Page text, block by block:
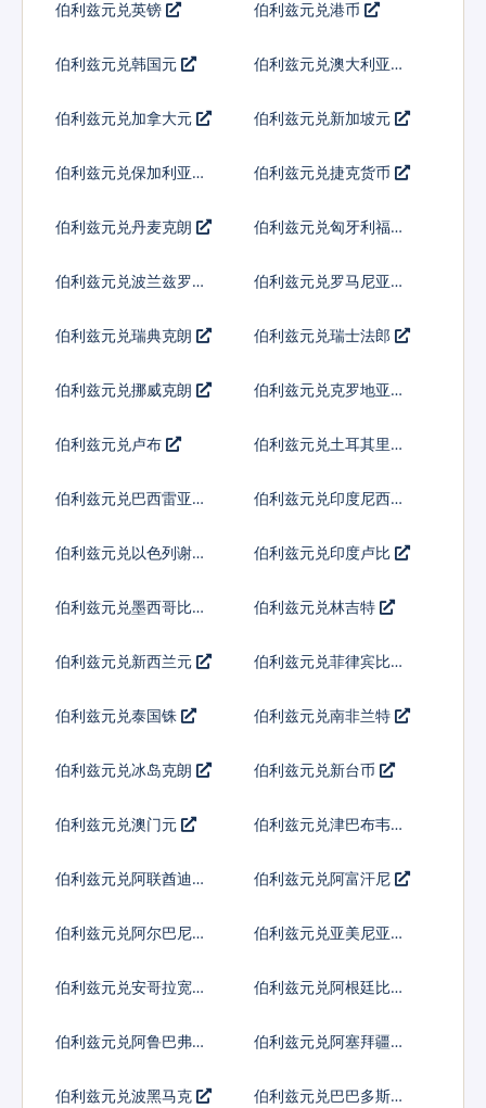
伯利兹元兑英镑 伯利兹元兑港币
伯利兹元兑韩国元 伯利兹元兑澳大利亚元
伯利兹元兑加拿大元 伯利兹元兑新加坡元
伯利兹元兑保加利亚列
伯利兹元兑捷克货币
伯利兹元兑丹麦克朗 伯利兹元兑匈牙利福林
伯利兹元兑波兰兹罗提
伯利兹元兑罗马尼亚新
伯利兹元兑瑞典克朗 伯利兹元兑瑞士法郎
伯利兹元兑挪威克朗
伯利兹元兑克罗地亚库
伯利兹元兑卢布 伯利兹元兑土耳其里拉
伯利兹元兑巴西雷亚尔
伯利兹元兑印度尼西亚
伯利兹元兑以色列谢克
伯利兹元兑印度卢比
伯利兹元兑墨西哥比索 伯利兹元兑林吉特
伯利兹元兑新西兰元 伯利兹元兑菲律宾比索
伯利兹元兑泰国铢 伯利兹元兑南非兰特
伯利兹元兑冰岛克朗 伯利兹元兑新台币
伯利兹元兑澳门元 伯利兹元兑津巴布韦币
伯利兹元兑阿联酋迪拉
伯利兹元兑阿富汗尼
伯利兹元兑阿尔巴尼亚
伯利兹元兑亚美尼亚德
伯利兹元兑安哥拉宽扎 伯利兹元兑阿根廷比索
伯利兹元兑阿鲁巴弗罗
伯利兹元兑阿塞拜疆马
伯利兹元兑波黑马克 伯利兹元兑巴巴多斯元